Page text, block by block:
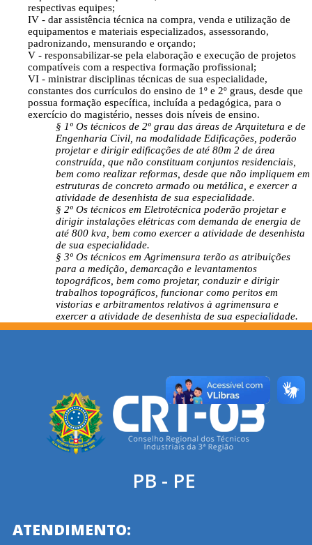
respectivas equipes;
IV - dar assistência técnica na compra, venda e utilização de
equipamentos e materiais especializados, assessorando,
padronizando, mensurando e orçando;
V - responsabilizar-se pela elaboração e execução de projetos
compatíveis com a respectiva formação profissional;
VI - ministrar disciplinas técnicas de sua especialidade,
constantes dos currículos do ensino de 1º e 2º graus, desde que
possua formação específica, incluída a pedagógica, para o
exercício do magistério, nesses dois níveis de ensino.
§ 1º Os técnicos de 2º grau das áreas de Arquitetura e de
Engenharia Civil, na modalidade Edificações, poderão
projetar e dirigir edificações de até 80m 2 de área
construída, que não constituam conjuntos residenciais,
bem como realizar reformas, desde que não impliquem em
estruturas de concreto armado ou metálica, e exercer a
atividade de desenhista de sua especialidade.
§ 2º Os técnicos em Eletrotécnica poderão projetar e
dirigir instalações elétricas com demanda de energia de
até 800 kva, bem como exercer a atividade de desenhista
de sua especialidade.
§ 3º Os técnicos em Agrimensura terão as atribuições
para a medição, demarcação e levantamentos
topográficos, bem como projetar, conduzir e dirigir
trabalhos topográficos, funcionar como peritos em
vistorias e arbitramentos relativos à agrimensura e
exercer a atividade de desenhista de sua especialidade.
PB - PE
ATENDIMENTO: